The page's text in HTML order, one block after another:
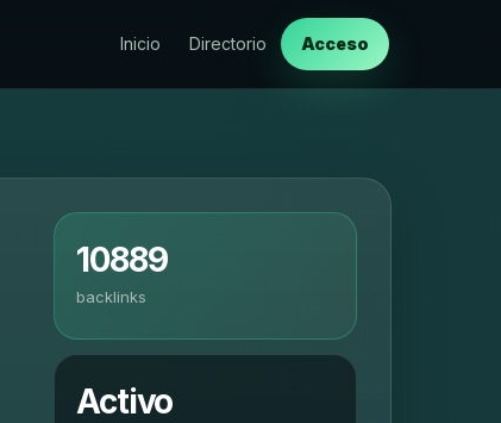
Inicio Directorio Acceso
10889
backlinks
Activo